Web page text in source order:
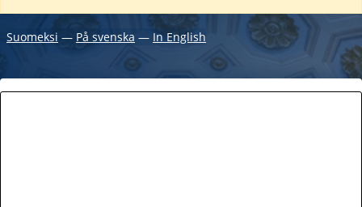
Suomeksi ― På svenska ― In English